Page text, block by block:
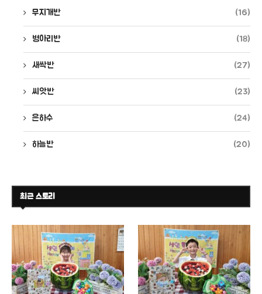
무지개반 (16)
병아리반 (18)
새싹반 (27)
씨앗반 (23)
은하수 (24)
하늘반 (20)
최근 스토리